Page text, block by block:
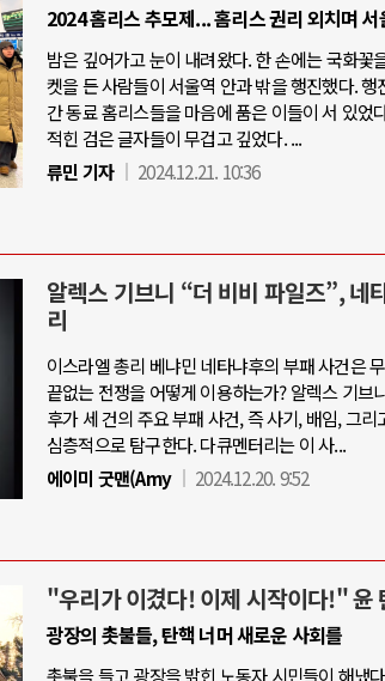
2024 홈리스 추모제... 홈리스 권리 외치며
밤은 깊어가고 눈이 내려왔다. 한 손에는 국화꽃
켓을 든 사람들이 서울역 안과 밖을 행진했다.
간 동료 홈리스들을 마음에 품은 이들이 서 있
적힌 검은 글자들이 무겁고 깊었다. ...
류민 기자
2024.12.21. 10:36
알렉스 기브니 “더 비비 파일즈”, 네
리
이스라엘 총리 베냐민 네타냐후의 부패 사건은
끝없는 전쟁을 어떻게 이용하는가? 알렉스 기브
후가 세 건의 주요 부패 사건, 즉 사기, 배임, 그
심층적으로 탐구한다. 다큐멘터리는 이 사...
에이미 굿맨(Amy
2024.12.20. 9:52
"우리가 이겼다! 이제 시작이다!" 윤
광장의 촛불들, 탄핵 너머 새로운 사회를
촛불을 들고 광장을 밝힌 노동자 시민들이 해냈